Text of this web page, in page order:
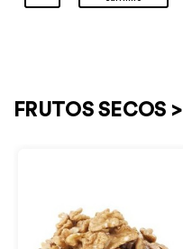
FRUTOS SECOS >